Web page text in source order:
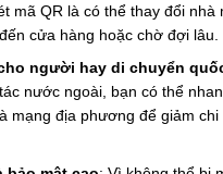
mã QR là có thể thay đổi nhà
cửa hàng hoặc chờ đợi lâu.
người hay di chuyển
nước ngoài, bạn có thể
mạng địa phương để giảm